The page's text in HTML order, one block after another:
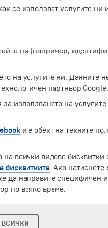
в автономна област
и модерните, имат
Градът е с
и в наши дни. През
и държавен
се използват услугите ни
ни (например,
на услугите ни. Данните
партньор Google.
използването на
и е обект на техните
всички видове бисквитки
бисквитките . Ако
да направите специфичен
по всяко време.
ВСИЧКИ